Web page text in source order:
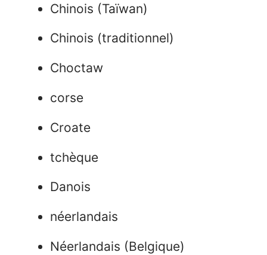
Chinois (Taïwan)
Chinois (traditionnel)
Choctaw
corse
Croate
tchèque
Danois
néerlandais
Néerlandais (Belgique)